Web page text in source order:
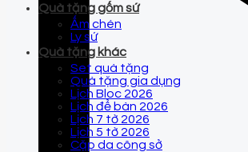
Quà tặng gốm sứ
Ấm chén
Ly sứ
Quà tặng khác
Set quà tặng
Quà tặng gia dụng
Lịch Bloc 2026
Lịch để bàn 2026
Lịch 7 tờ 2026
Lịch 5 tờ 2026
Cặp da công sở